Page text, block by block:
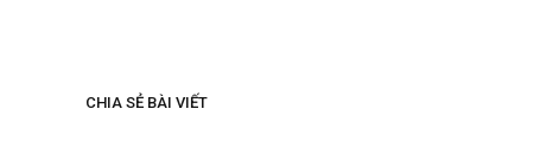
CHIA SẺ BÀI VIẾT